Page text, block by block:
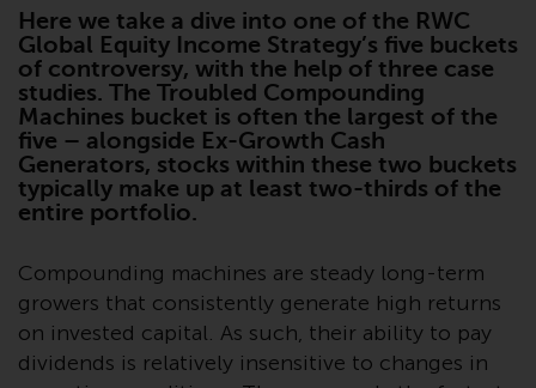
Durch den Zugriff auf diese
Website erklären Sie, dass Sie die
folgenden
Geschäftsbedingungen, wie sie
von RWC Partners Limited („RWC“)
herausgegeben wurden, gelesen
und anerkannt haben und damit
einverstanden sind. Diese
enthalten.
Here we take a dive into one of the RWC
Global Equity Income Strategy’s five buckets
of controversy, with the help of three case
studies. The Troubled Compounding
Machines bucket is often the largest of the
five – alongside Ex-Growth Cash
Generators, stocks within these two buckets
typically make up at least two-thirds of the
entire portfolio.
Compounding machines are steady long-term
growers that consistently generate high returns
on invested capital. As such, their ability to pay
dividends is relatively insensitive to changes in